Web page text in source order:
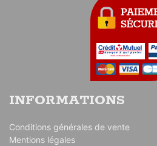
INFORMATIONS
Conditions générales de vente
Mentions légales